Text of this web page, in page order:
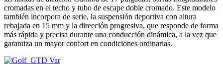
cromadas en el techo y tubo de escape doble cromado. Este modelo
también incorpora de serie, la suspensión deportiva con altura
rebajada en 15 mm y la dirección progresiva, que responde de forma
más rápida y precisa durante una conducción dinámica, a la vez que
garantiza un mayor confort en condiciones ordinarias.